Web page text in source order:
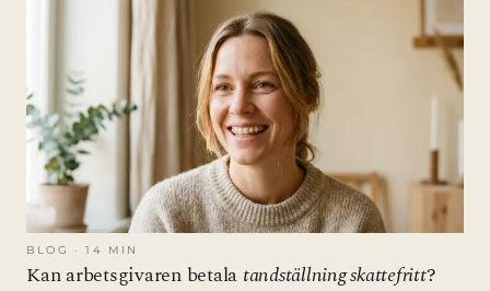
BLOG · 14 MIN
Kan arbetsgivaren betala tandställning skattefritt?